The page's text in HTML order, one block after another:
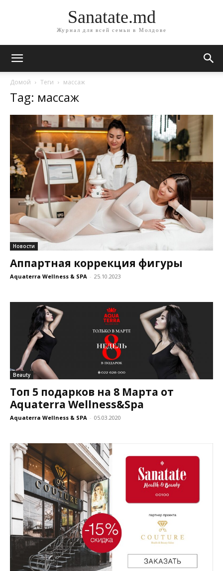
Sanatate.md
Журнал для всей семьи в Молдове
Домой Теги массаж
Tag: массаж
Новости
Аппартная коррекция фигуры
Aquaterra Wellness & SPA - 25.10.2023
Beauty
Топ 5 подарков на 8 Марта от
Aquaterra Wellness&Spa
Aquaterra Wellness & SPA - 05.03.2020